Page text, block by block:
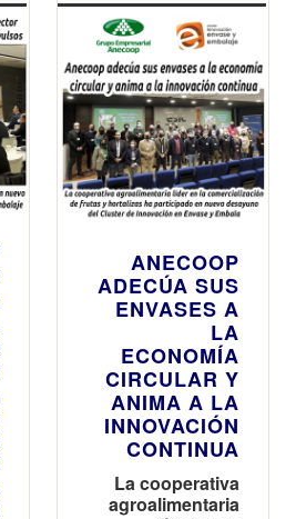
ANECOOP
ADECÚA SUS
ENVASES A
LA
ECONOMÍA
CIRCULAR Y
ANIMA A LA
INNOVACIÓN
CONTINUA
La cooperativa
agroalimentaria